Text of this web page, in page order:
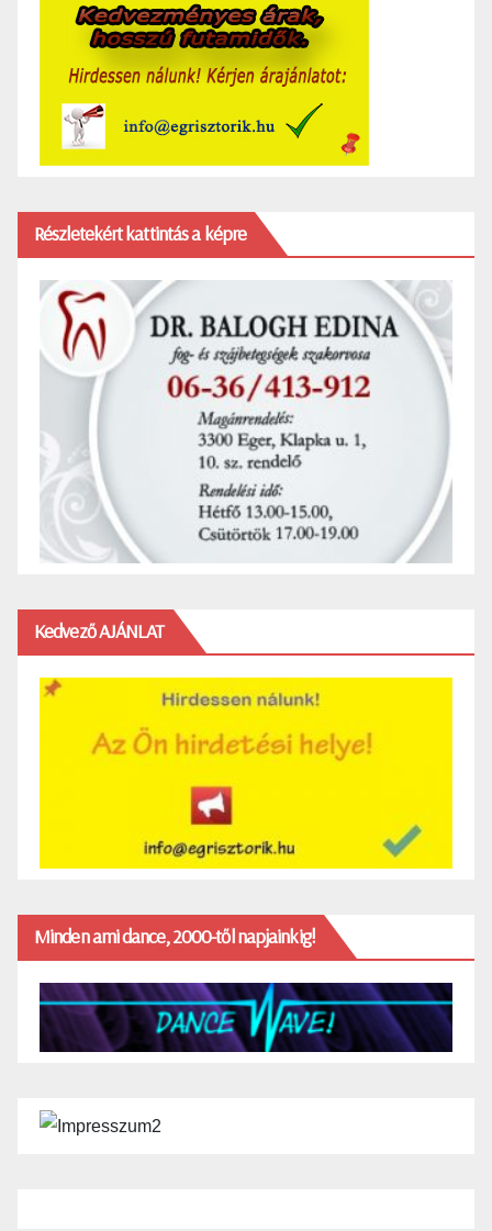
Részletekért kattintás a képre
Kedvező AJÁNLAT
Minden ami dance, 2000-től napjainkig!